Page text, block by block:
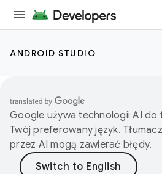
ANDROID STUDIO
Google używa technologii AI do
Twój preferowany język.
przez AI mogą zawierać błędy.